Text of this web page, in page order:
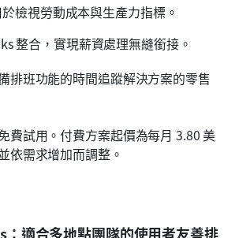
檢視勞動成本與生產力指標。
整合，實現薪資處理無縫銜接。
排班功能的時間追蹤解決方案的零售
費試用。付費方案起價為每月 3.80 美
依需求增加而調整。
適合多地點團隊的使用者友善排